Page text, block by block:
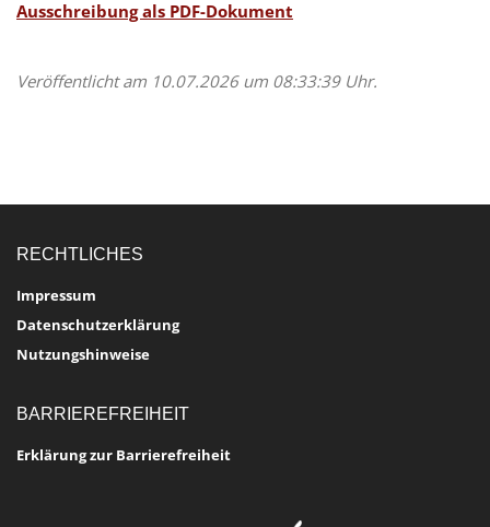
Ausschreibung als PDF-Dokument
Veröffentlicht am 10.07.2026 um 08:33:39 Uhr.
RECHTLICHES
Impressum
Datenschutzerklärung
Nutzungshinweise
BARRIEREFREIHEIT
Erklärung zur Barrierefreiheit